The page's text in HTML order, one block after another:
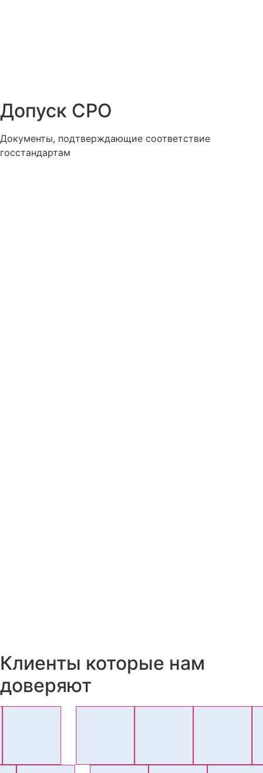
Допуск СРО
Документы, подтверждающие соответствие
госстандартам
Клиенты которые нам
доверяют